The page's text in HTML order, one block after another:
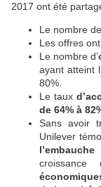
2017 ont été
Le nombre
Les offres
Le nombre d’
ayant atteint
80%.
Le taux
de 64% à
Sans avoir
Unilever